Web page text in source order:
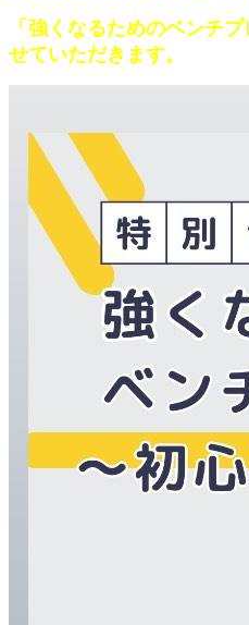
「強くなるためのベンチ
せていただきます。